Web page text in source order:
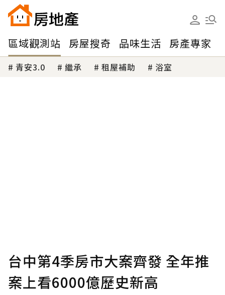
區域觀測站 房屋搜奇 品味生活 房產專家
青安3.0 繼承 租屋補助 浴室
台中第4季房市大案齊發 全年推
案上看6000億歷史新高